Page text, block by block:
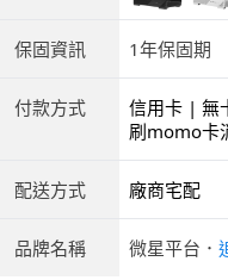
保固資訊 1年保固期
付款方式
信用卡 | 無
刷momo卡
配送方式 廠商宅配
品牌名稱 微星平台 ．